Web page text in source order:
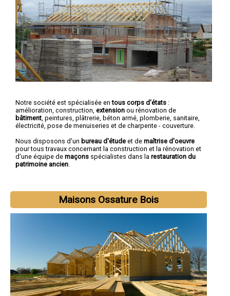
Notre société est spécialisée entous corps d'états :
amélioration, construction, extension ou rénovation de
bâtiment , peintures, plâtrerie, béton armé, plomberie, sanitaire,
électricité, pose de menuiseries et de charpente - couverture.
Nous disposons d'un bureau d'étude et de maîtrise d'oeuvre
pour tous travaux concernant la construction et la rénovation et
d'une équipe de maçons spécialistes dans la restauration du
patrimoine ancien
Maisons Ossature Bois